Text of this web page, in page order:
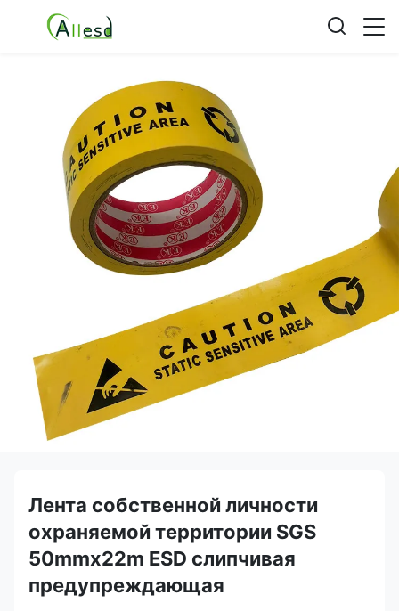
Лента собственной личности
охраняемой территории SGS
50mmx22m ESD слипчивая
предупреждающая